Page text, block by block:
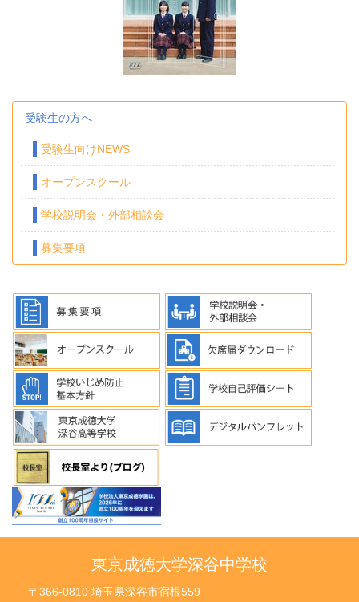
受験生の方へ
受験生向けNEWS
オープンスクール
学校説明会・外部相談会
募集要項
東京成徳大学深谷中学校
〒366-0810 埼玉県深谷市宿根559